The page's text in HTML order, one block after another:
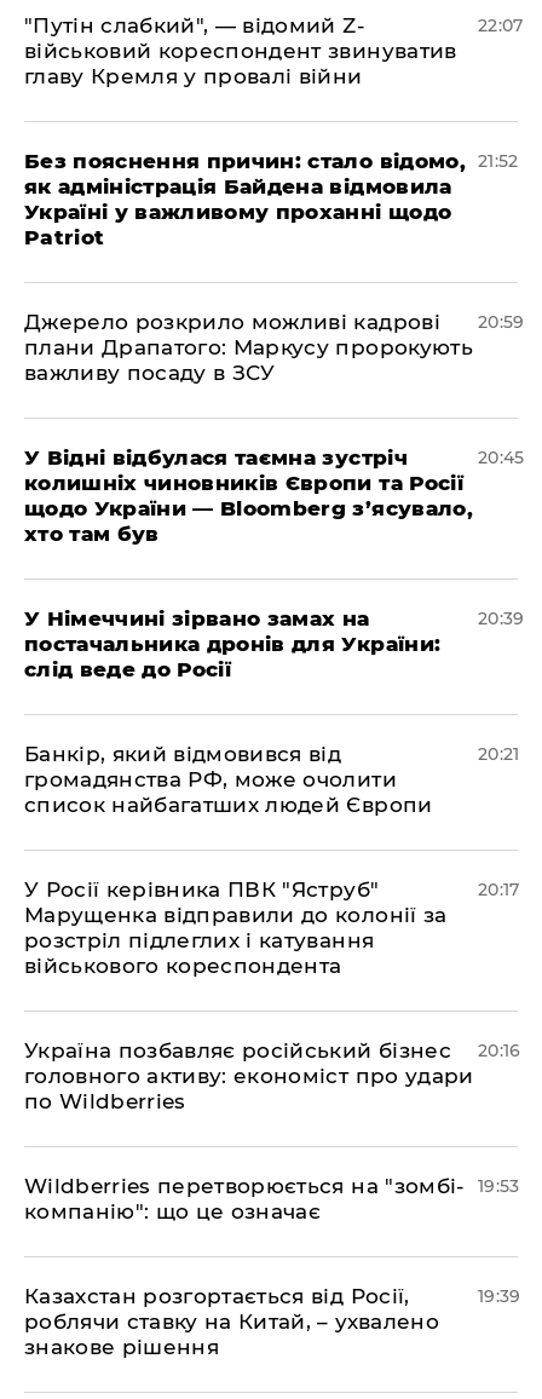
"Путін слабкий", — відомий Z-
військовий кореспондент звинуватив
главу Кремля у провалі війни
22:07
​Без пояснення причин: стало відомо,
як адміністрація Байдена відмовила
Україні у важливому проханні щодо
Patriot
21:52
​Джерело розкрило можливі кадрові
плани Драпатого: Маркусу пророкують
важливу посаду в ЗСУ
20:59
​У Відні відбулася таємна зустріч
колишніх чиновників Європи та Росії
щодо України — Bloomberg з’ясувало,
хто там був
20:45
​У Німеччині зірвано замах на
постачальника дронів для України:
слід веде до Росії
20:39
​Банкір, який відмовився від
громадянства РФ, може очолити
список найбагатших людей Європи
20:21
​У Росії керівника ПВК "Яструб"
Марущенка відправили до колонії за
розстріл підлеглих і катування
військового кореспондента
20:17
​Україна позбавляє російський бізнес
головного активу: економіст про удари
по Wildberries
20:16
​Wildberries перетворюється на "зомбі-
компанію": що це означає
19:53
​Казахстан розгортається від Росії,
роблячи ставку на Китай, – ухвалено
знакове рішення
19:39